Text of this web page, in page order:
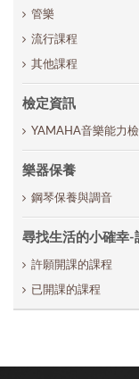
管樂
流行課程
其他課程
檢定資訊
YAMAHA音樂能力
樂器保養
鋼琴保養與調音
尋找生活的小確幸-
許願開課的課程
已開課的課程